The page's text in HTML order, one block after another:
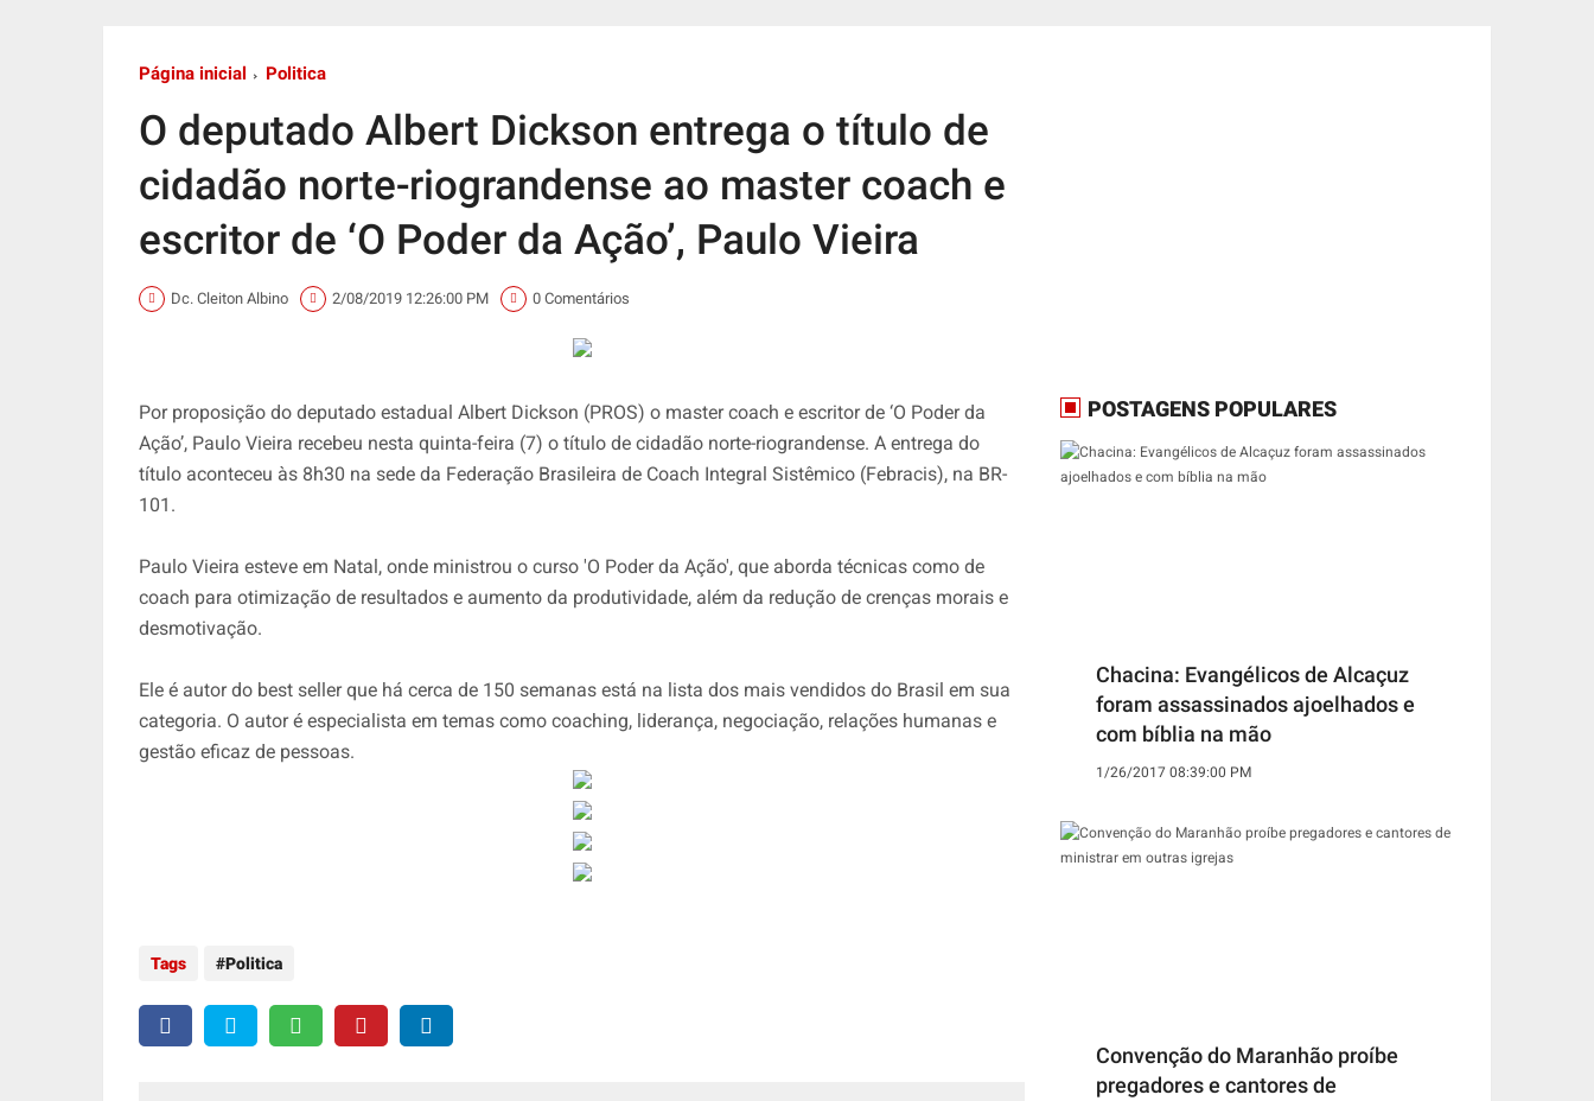
Página inicial Politica
O deputado Albert Dickson entrega o título de
cidadão norte-riograndense ao master coach e
escritor de ‘O Poder da Ação’, Paulo Vieira
Dc. Cleiton Albino 2/08/2019 12:26:00 PM 0 Comentários
Por proposição do deputado estadual Albert Dickson (PROS) o master coach e escritor de ‘O Poder da
Ação’, Paulo Vieira recebeu nesta quinta-feira (7) o título de cidadão norte-riograndense. A entrega do
título aconteceu às 8h30 na sede da Federação Brasileira de Coach Integral Sistêmico (Febracis), na BR-
101.
Paulo Vieira esteve em Natal, onde ministrou o curso 'O Poder da Ação', que aborda técnicas como de
coach para otimização de resultados e aumento da produtividade, além da redução de crenças morais e
desmotivação.
Ele é autor do best seller que há cerca de 150 semanas está na lista dos mais vendidos do Brasil em sua
categoria. O autor é especialista em temas como coaching, liderança, negociação, relações humanas e
gestão eficaz de pessoas.
Tags Politica
POSTAGENS POPULARES
Chacina: Evangélicos de Alcaçuz
foram assassinados ajoelhados e
com bíblia na mão
1/26/2017 08:39:00 PM
Convenção do Maranhão proíbe
pregadores e cantores de